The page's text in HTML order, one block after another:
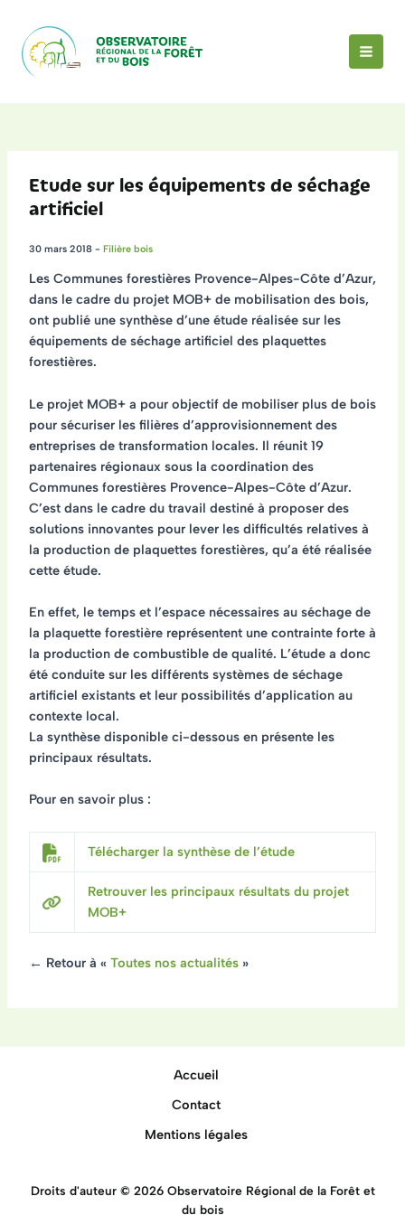
contenu
Etude sur les équipements de séchage
artificiel
30 mars 2018 - Filière bois
Les Communes forestières Provence-Alpes-Côte d’Azur,
dans le cadre du projet MOB+ de mobilisation des bois,
ont publié une synthèse d’une étude réalisée sur les
équipements de séchage artificiel des plaquettes
forestières.
Le projet MOB+ a pour objectif de mobiliser plus de bois
pour sécuriser les filières d’approvisionnement des
entreprises de transformation locales. Il réunit 19
partenaires régionaux sous la coordination des
Communes forestières Provence-Alpes-Côte d’Azur.
C’est dans le cadre du travail destiné à proposer des
solutions innovantes pour lever les difficultés relatives à
la production de plaquettes forestières, qu’a été réalisée
cette étude.
En effet, le temps et l’espace nécessaires au séchage de
la plaquette forestière représentent une contrainte forte à
la production de combustible de qualité. L’étude a donc
été conduite sur les différents systèmes de séchage
artificiel existants et leur possibilités d’application au
contexte local.
La synthèse disponible ci-dessous en présente les
principaux résultats.
Pour en savoir plus :
Télécharger la synthèse de l’étude
Retrouver les principaux résultats du projet
MOB+
← Retour à « Toutes nos actualités»
Accueil
Contact
Mentions légales
Droits d'auteur © 2026 Observatoire Régional de la Forêt et
du bois